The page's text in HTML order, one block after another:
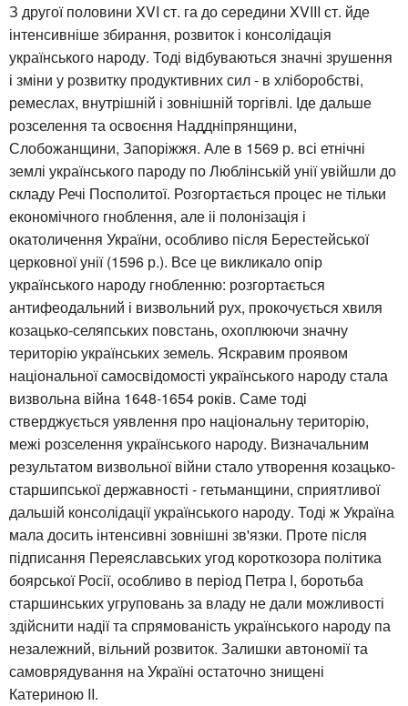
З другої половини XVI ст. га до середини XVIII ст. йде
інтенсивніше збирання, розвиток і консолідація
українського народу. Тоді відбуваються значні зрушення
і зміни у розвитку продуктивних сил - в хліборобстві,
ремеслах, внутрішній і зовнішній торгівлі. Іде дальше
розселення та освоєння Наддніпрянщини,
Слобожанщини, Запоріжжя. Але в 1569 р. всі етнічні
землі українського пароду по Люблінській унії увійшли до
складу Речі Посполитої. Розгортається процес не тільки
економічного гноблення, але іі полонізація і
окатоличення України, особливо після Берестейської
церковної унії (1596 р.). Все це викликало опір
українського народу гнобленню: розгортається
антифеодальний і визвольний рух, прокочується хвиля
козацько-селяпських повстань, охоплюючи значну
територію українських земель. Яскравим проявом
національної самосвідомості українського народу стала
визвольна війна 1648-1654 років. Саме тоді
стверджується уявлення про національну територію,
межі розселення українського народу. Визначальним
результатом визвольної війни стало утворення козацько-
старшипської державності - гетьманщини, сприятливої
дальшій консолідації українського народу. Тоді ж Україна
мала досить інтенсивні зовнішні зв'язки. Проте після
підписання Переяславських угод короткозора політика
боярської Росії, особливо в період Петра І, боротьба
старшинських угруповань за владу не дали можливості
здійснити надії та спрямованість українського народу па
незалежний, вільний розвиток. Залишки автономії та
самоврядування на Україні остаточно знищені
Катериною II.